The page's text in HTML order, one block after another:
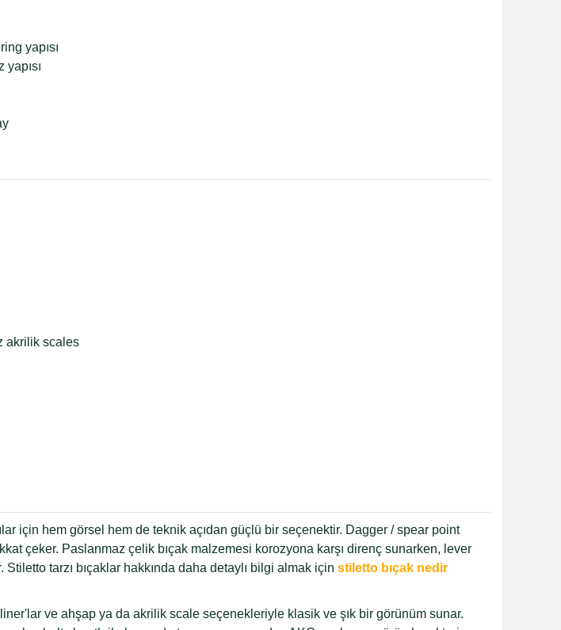
yapısı
akrilik scales
için hem görsel hem de teknik açıdan güçlü bir seçenektir. Dagger / spear point
çeker. Paslanmaz çelik bıçak malzemesi korozyona karşı direnç sunarken, lever
Stiletto tarzı bıçaklar hakkında daha detaylı bilgi almak için stiletto bıçak nedir
ve ahşap ya da akrilik scale seçenekleriyle klasik ve şık bir görünüm sunar.